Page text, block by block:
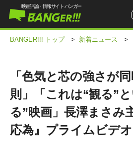
映画記事
映画評論・情報サイト バンガー
BANGER!!! トップ > 新着ニュース >
「色気と芯の強さが
則」「これは“観る”
る”映画」長澤まさみ
応為』プライムビデ